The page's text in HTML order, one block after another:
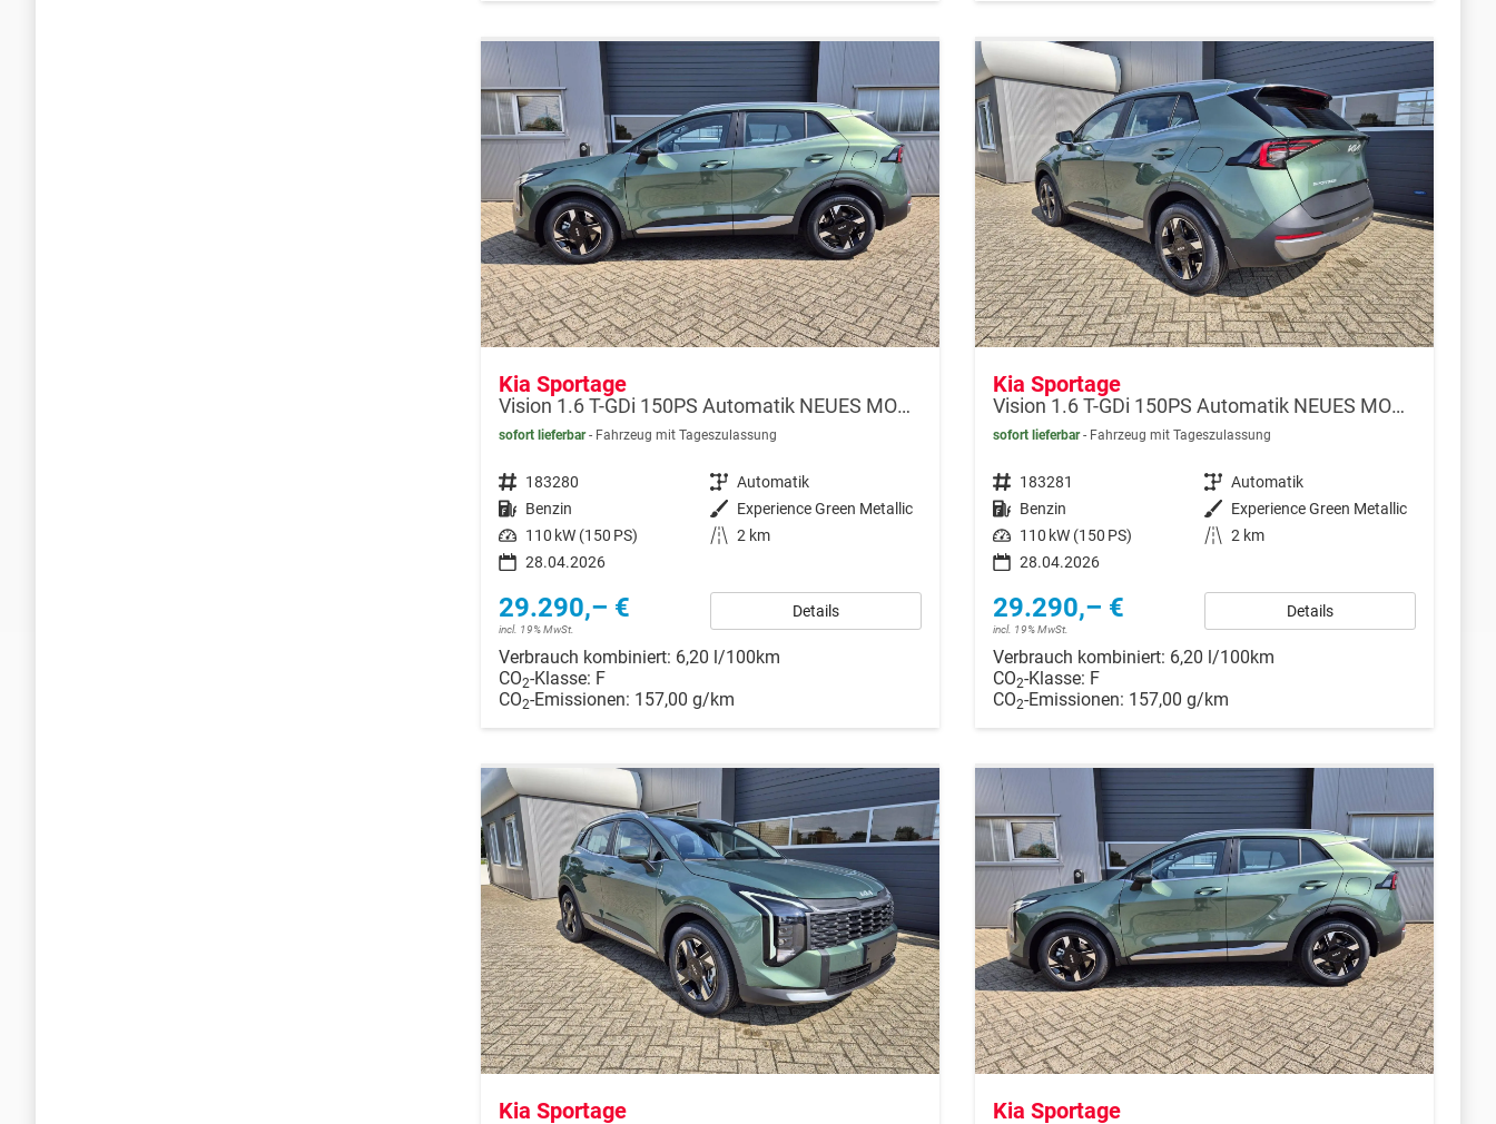
Kia Sportage
Vision 1.6 T-GDi 150PS Automatik NEUES MODELL MY26 FACELIFT Sitzheizung Lenkradheizung Klimaautomatik Navi Bluetooth Touchscreen Apple CarPlay Android Auto PDC v+h 17"LM Rückf.Kamera ACC 2x Keyless
sofort lieferbar Fahrzeug mit Tageszulassung
Fahrzeugnr. 183280 Getriebe Automatik
Kraftstoff Benzin Außenfarbe Experience Green Metallic
Leistung 110 kW (150 PS) Kilometerstand 2 km
28.04.2026
29.290,– €
incl. 19% MwSt.
Details
Verbrauch kombiniert: 6,20 l/100km
CO2-Klasse: F
CO2-Emissionen: 157,00 g/km
Kia Sportage
Vision 1.6 T-GDi 150PS Automatik NEUES MODELL MY26 FACELIFT Sitzheizung Lenkradheizung Klimaautomatik Navi Bluetooth Touchscreen Apple CarPlay Android Auto PDC v+h 17"LM Rückf.Kamera ACC 2x Keyless
sofort lieferbar Fahrzeug mit Tageszulassung
Fahrzeugnr. 183281 Getriebe Automatik
Kraftstoff Benzin Außenfarbe Experience Green Metallic
Leistung 110 kW (150 PS) Kilometerstand 2 km
28.04.2026
29.290,– €
incl. 19% MwSt.
Details
Verbrauch kombiniert: 6,20 l/100km
CO2-Klasse: F
CO2-Emissionen: 157,00 g/km
Kia Sportage Kia Sportage